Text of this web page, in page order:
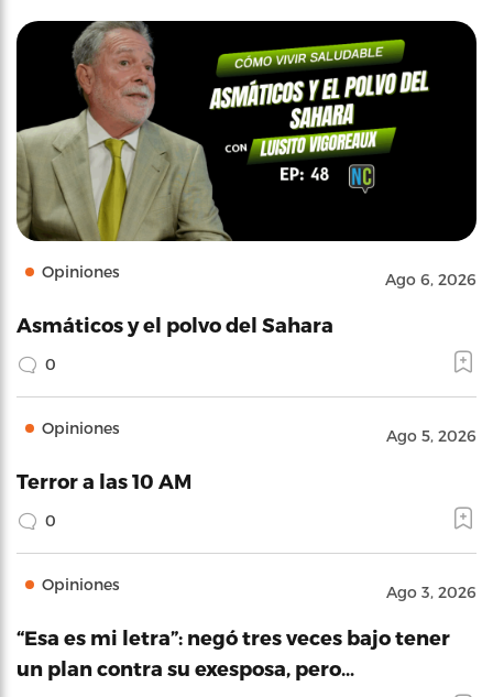
Opiniones Ago 6, 2026
Asmáticos y el polvo del Sahara
0
Opiniones Ago 5, 2026
Terror a las 10 AM
0
Opiniones Ago 3, 2026
“Esa es mi letra”: negó tres veces bajo tener
un plan contra su exesposa, pero…